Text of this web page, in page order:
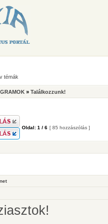
témák
» Találkozzunk!
Oldal: 1 / 6 [ 85 hozzászólás ]